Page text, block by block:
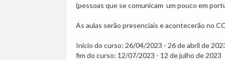
(pessoas que se comunicam  um pouco em
As aulas serão presenciais e acontecerão no
Início do curso: 26/04/2023 - 26 de abril de
fim do curso: 12/07/2023 - 12 de julho de 2023